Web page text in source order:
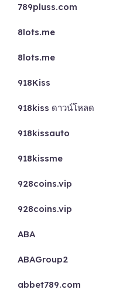
789pluss.com
8lots.me
8lots.me
918Kiss
918kiss ดาวน์โหลด
918kissauto
918kissme
928coins.vip
928coins.vip
ABA
ABAGroup2
abbet789.com